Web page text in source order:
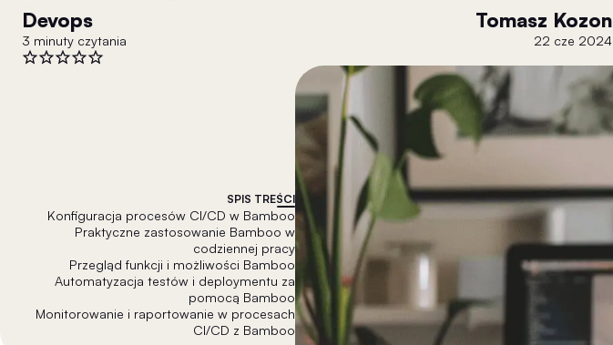
Devops
3 minuty czytania
Tomasz Kozon
22 cze 2024
SPIS TREŚCI
Konfiguracja procesów CI/CD w Bamboo
Praktyczne zastosowanie Bamboo w
codziennej pracy
Przegląd funkcji i możliwości Bamboo
Automatyzacja testów i deploymentu za
pomocą Bamboo
Monitorowanie i raportowanie w procesach
CI/CD z Bamboo